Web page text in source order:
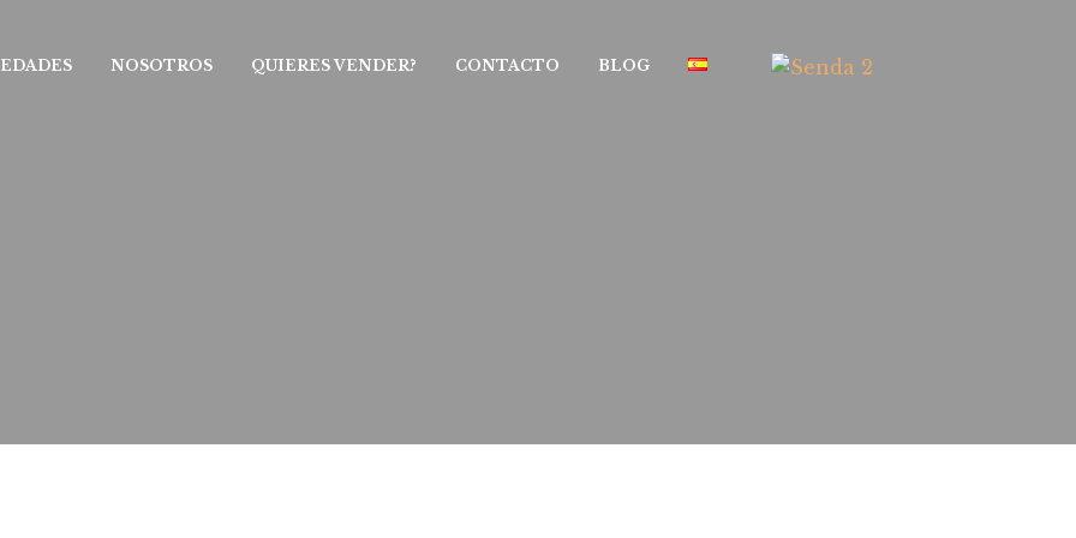
NOSOTROS QUIERES VENDER? CONTACTO BLOG